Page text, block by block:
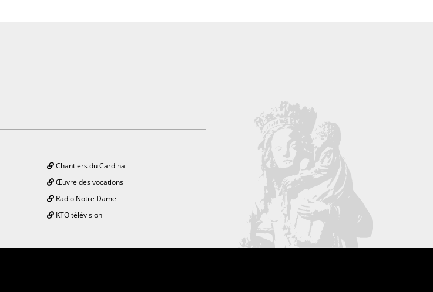
Chantiers du Cardinal
Œuvre des vocations
Radio Notre Dame
KTO télévision